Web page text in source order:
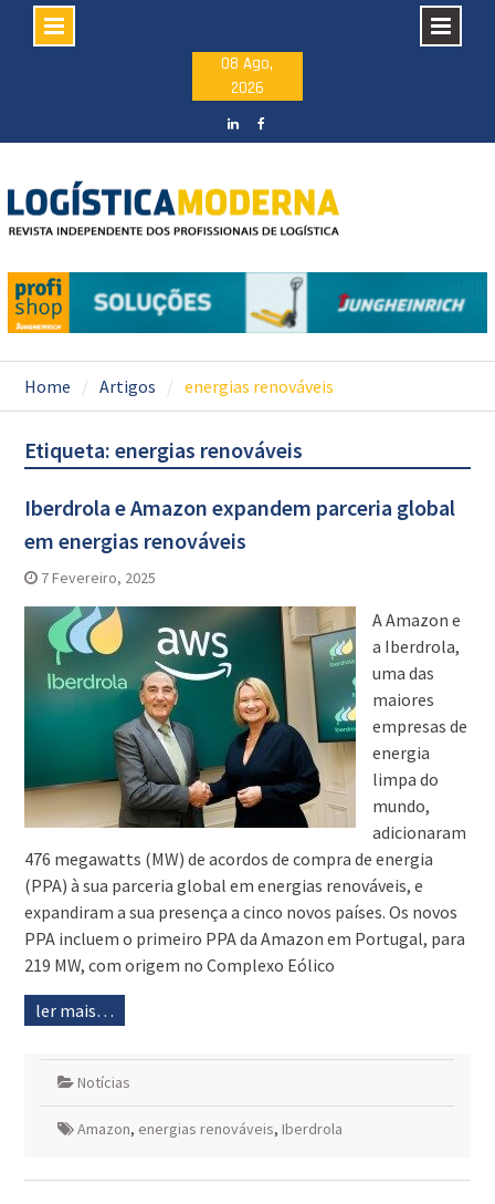
08 Ago,
2026
Home Artigos energias renováveis
Etiqueta: energias renováveis
Iberdrola e Amazon expandem parceria global
em energias renováveis
7 Fevereiro, 2025
A Amazon e
a Iberdrola,
uma das
maiores
empresas de
energia
limpa do
mundo,
adicionaram
476 megawatts (MW) de acordos de compra de energia
(PPA) à sua parceria global em energias renováveis, e
expandiram a sua presença a cinco novos países. Os novos
PPA incluem o primeiro PPA da Amazon em Portugal, para
219 MW, com origem no Complexo Eólico
ler mais…
Notícias
Amazon, energias renováveis, Iberdrola